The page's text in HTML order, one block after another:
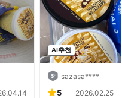
AI추천
sazasa****
5 2026.02.25